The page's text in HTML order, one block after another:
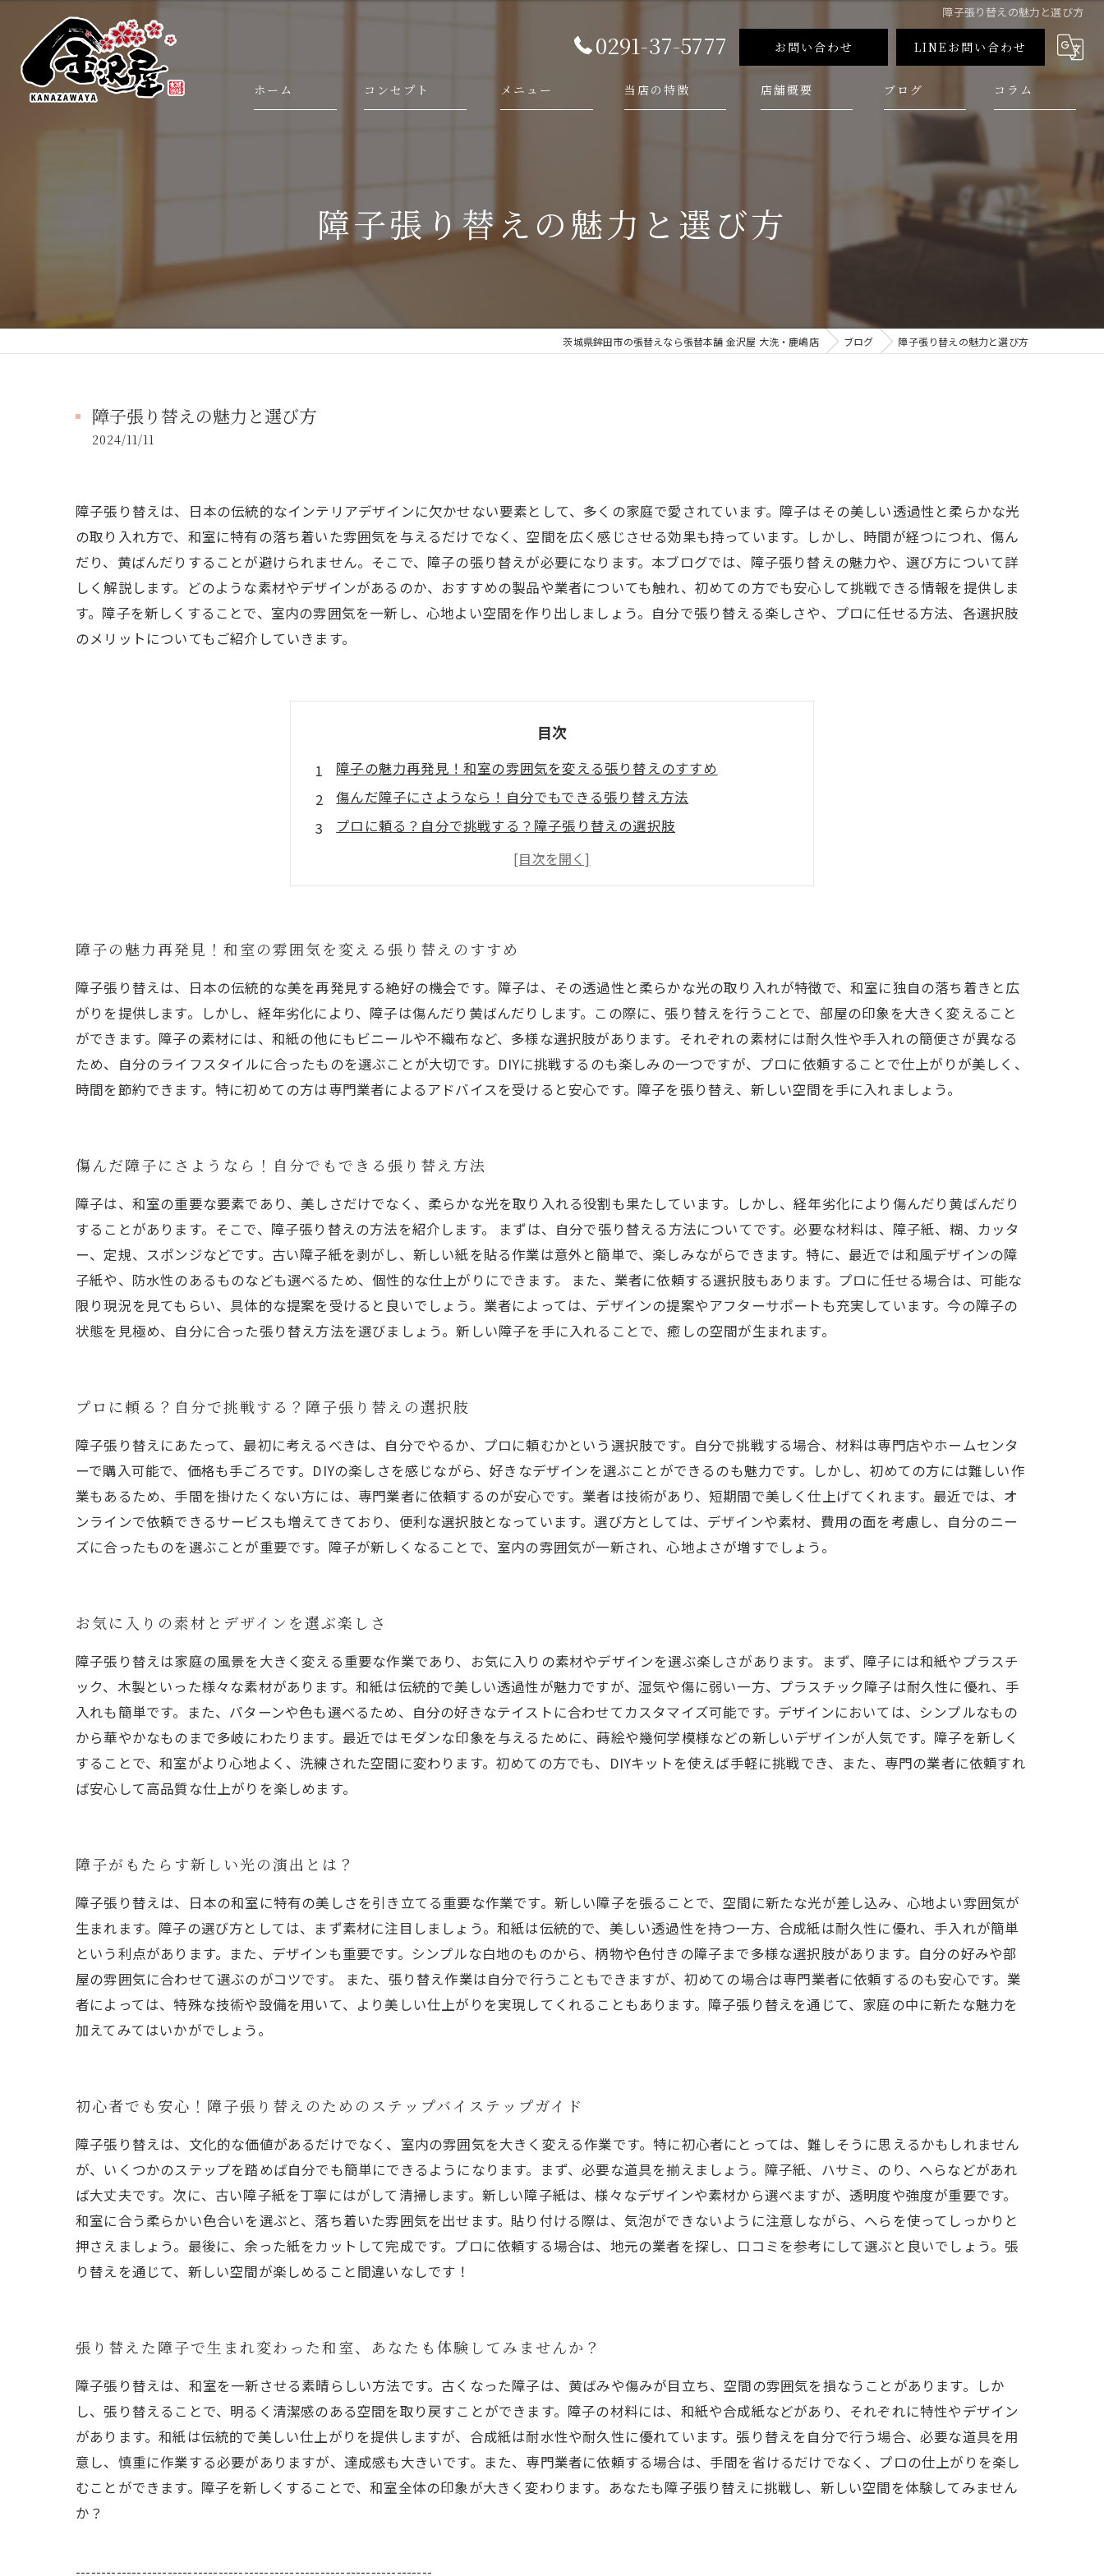
障子張り替えの魅力と選び方
0291-37-5777 お問い合わせ LINEお問い合わせ
ホーム コンセプト メニュー 当店の特徴
畳
店舗概要 ブログ コラム
障子張り替えの魅力と選び方
茨城県鉾田市の張替えなら張替本舗 金沢屋 大洗・鹿嶋店 ブログ 障子張り替えの魅力と選び方
障子張り替えの魅力と選び方
2024/11/11
障子張り替えは、日本の伝統的なインテリアデザインに欠かせない要素として、多くの家庭で愛されています。障子はその美しい透過性と柔らかな光
の取り入れ方で、和室に特有の落ち着いた雰囲気を与えるだけでなく、空間を広く感じさせる効果も持っています。しかし、時間が経つにつれ、傷ん
だり、黄ばんだりすることが避けられません。そこで、障子の張り替えが必要になります。本ブログでは、障子張り替えの魅力や、選び方について詳
しく解説します。どのような素材やデザインがあるのか、おすすめの製品や業者についても触れ、初めての方でも安心して挑戦できる情報を提供しま
す。障子を新しくすることで、室内の雰囲気を一新し、心地よい空間を作り出しましょう。自分で張り替える楽しさや、プロに任せる方法、各選択肢
のメリットについてもご紹介していきます。
目次
障子の魅力再発見！和室の雰囲気を変える張り替えのすすめ
傷んだ障子にさようなら！自分でもできる張り替え方法
プロに頼る？自分で挑戦する？障子張り替えの選択肢
お気に入りの素材とデザインを選ぶ楽しさ
障子がもたらす新しい光の演出とは？
張り替えた障子で生まれ変わった和室、あなたも体験してみませんか？
障子の魅力再発見！和室の雰囲気を変える張り替えのすすめ
障子張り替えは、日本の伝統的な美を再発見する絶好の機会です。障子は、その透過性と柔らかな光の取り入れが特徴で、和室に独自の落ち着きと広
がりを提供します。しかし、経年劣化により、障子は傷んだり黄ばんだりします。この際に、張り替えを行うことで、部屋の印象を大きく変えること
ができます。障子の素材には、和紙の他にもビニールや不織布など、多様な選択肢があります。それぞれの素材には耐久性や手入れの簡便さが異なる
ため、自分のライフスタイルに合ったものを選ぶことが大切です。DIYに挑戦するのも楽しみの一つですが、プロに依頼することで仕上がりが美しく、
時間を節約できます。特に初めての方は専門業者によるアドバイスを受けると安心です。障子を張り替え、新しい空間を手に入れましょう。
傷んだ障子にさようなら！自分でもできる張り替え方法
障子は、和室の重要な要素であり、美しさだけでなく、柔らかな光を取り入れる役割も果たしています。しかし、経年劣化により傷んだり黄ばんだり
することがあります。そこで、障子張り替えの方法を紹介します。 まずは、自分で張り替える方法についてです。必要な材料は、障子紙、糊、カッタ
ー、定規、スポンジなどです。古い障子紙を剥がし、新しい紙を貼る作業は意外と簡単で、楽しみながらできます。特に、最近では和風デザインの障
子紙や、防水性のあるものなども選べるため、個性的な仕上がりにできます。 また、業者に依頼する選択肢もあります。プロに任せる場合は、可能な
限り現況を見てもらい、具体的な提案を受けると良いでしょう。業者によっては、デザインの提案やアフターサポートも充実しています。今の障子の
状態を見極め、自分に合った張り替え方法を選びましょう。新しい障子を手に入れることで、癒しの空間が生まれます。
プロに頼る？自分で挑戦する？障子張り替えの選択肢
障子張り替えにあたって、最初に考えるべきは、自分でやるか、プロに頼むかという選択肢です。自分で挑戦する場合、材料は専門店やホームセンタ
ーで購入可能で、価格も手ごろです。DIYの楽しさを感じながら、好きなデザインを選ぶことができるのも魅力です。しかし、初めての方には難しい作
業もあるため、手間を掛けたくない方には、専門業者に依頼するのが安心です。業者は技術があり、短期間で美しく仕上げてくれます。最近では、オ
ンラインで依頼できるサービスも増えてきており、便利な選択肢となっています。選び方としては、デザインや素材、費用の面を考慮し、自分のニー
ズに合ったものを選ぶことが重要です。障子が新しくなることで、室内の雰囲気が一新され、心地よさが増すでしょう。
お気に入りの素材とデザインを選ぶ楽しさ
障子張り替えは家庭の風景を大きく変える重要な作業であり、お気に入りの素材やデザインを選ぶ楽しさがあります。まず、障子には和紙やプラスチ
ック、木製といった様々な素材があります。和紙は伝統的で美しい透過性が魅力ですが、湿気や傷に弱い一方、プラスチック障子は耐久性に優れ、手
入れも簡単です。また、パターンや色も選べるため、自分の好きなテイストに合わせてカスタマイズ可能です。デザインにおいては、シンプルなもの
から華やかなものまで多岐にわたります。最近ではモダンな印象を与えるために、蒔絵や幾何学模様などの新しいデザインが人気です。障子を新しく
することで、和室がより心地よく、洗練された空間に変わります。初めての方でも、DIYキットを使えば手軽に挑戦でき、また、専門の業者に依頼すれ
ば安心して高品質な仕上がりを楽しめます。
障子がもたらす新しい光の演出とは？
障子張り替えは、日本の和室に特有の美しさを引き立てる重要な作業です。新しい障子を張ることで、空間に新たな光が差し込み、心地よい雰囲気が
生まれます。障子の選び方としては、まず素材に注目しましょう。和紙は伝統的で、美しい透過性を持つ一方、合成紙は耐久性に優れ、手入れが簡単
という利点があります。また、デザインも重要です。シンプルな白地のものから、柄物や色付きの障子まで多様な選択肢があります。自分の好みや部
屋の雰囲気に合わせて選ぶのがコツです。 また、張り替え作業は自分で行うこともできますが、初めての場合は専門業者に依頼するのも安心です。業
者によっては、特殊な技術や設備を用いて、より美しい仕上がりを実現してくれることもあります。障子張り替えを通じて、家庭の中に新たな魅力を
加えてみてはいかがでしょう。
初心者でも安心！障子張り替えのためのステップバイステップガイド
障子張り替えは、文化的な価値があるだけでなく、室内の雰囲気を大きく変える作業です。特に初心者にとっては、難しそうに思えるかもしれません
が、いくつかのステップを踏めば自分でも簡単にできるようになります。まず、必要な道具を揃えましょう。障子紙、ハサミ、のり、へらなどがあれ
ば大丈夫です。次に、古い障子紙を丁寧にはがして清掃します。新しい障子紙は、様々なデザインや素材から選べますが、透明度や強度が重要です。
和室に合う柔らかい色合いを選ぶと、落ち着いた雰囲気を出せます。貼り付ける際は、気泡ができないように注意しながら、へらを使ってしっかりと
押さえましょう。最後に、余った紙をカットして完成です。プロに依頼する場合は、地元の業者を探し、口コミを参考にして選ぶと良いでしょう。張
り替えを通じて、新しい空間が楽しめること間違いなしです！
張り替えた障子で生まれ変わった和室、あなたも体験してみませんか？
障子張り替えは、和室を一新させる素晴らしい方法です。古くなった障子は、黄ばみや傷みが目立ち、空間の雰囲気を損なうことがあります。しか
し、張り替えることで、明るく清潔感のある空間を取り戻すことができます。障子の材料には、和紙や合成紙などがあり、それぞれに特性やデザイン
があります。和紙は伝統的で美しい仕上がりを提供しますが、合成紙は耐水性や耐久性に優れています。張り替えを自分で行う場合、必要な道具を用
意し、慎重に作業する必要がありますが、達成感も大きいです。また、専門業者に依頼する場合は、手間を省けるだけでなく、プロの仕上がりを楽し
むことができます。障子を新しくすることで、和室全体の印象が大きく変わります。あなたも障子張り替えに挑戦し、新しい空間を体験してみません
か？
----------------------------------------------------------------------